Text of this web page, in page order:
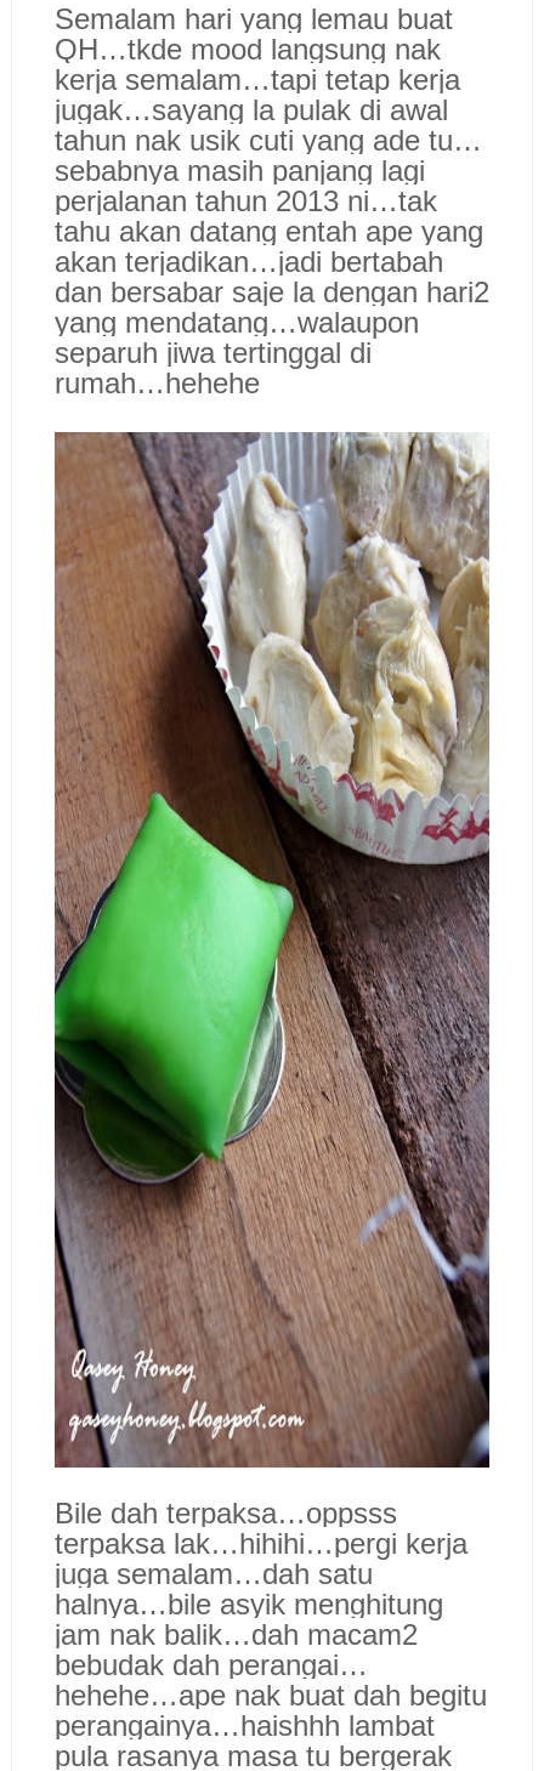
Semalam hari yang lemau buat
QH…tkde mood langsung nak
kerja semalam…tapi tetap kerja
jugak…sayang la pulak di awal
tahun nak usik cuti yang ade tu…
sebabnya masih panjang lagi
perjalanan tahun 2013 ni…tak
tahu akan datang entah ape yang
akan terjadikan…jadi bertabah
dan bersabar saje la dengan hari2
yang mendatang…walaupon
separuh jiwa tertinggal di
rumah…hehehe
Bile dah terpaksa…oppsss
terpaksa lak…hihihi…pergi kerja
juga semalam…dah satu
halnya…bile asyik menghitung
jam nak balik…dah macam2
bebudak dah perangai…
hehehe…ape nak buat dah begitu
perangainya…haishhh lambat
pula rasanya masa tu bergerak